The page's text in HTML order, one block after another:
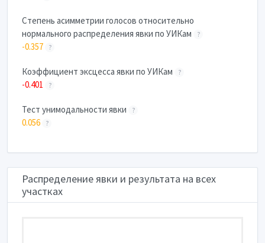
Степень асимметрии голосов относительно
нормального распределения явки по УИКам
?
-0.357 ?
Коэффициент эксцесса явки по УИКам ?
-0.401 ?
Тест унимодальности явки ?
0.056 ?
Распределение явки и результата на всех
участках